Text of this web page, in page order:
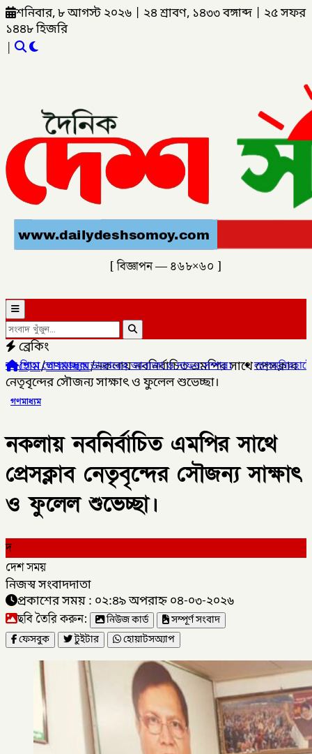
শনিবার, ৮ আগস্ট ২০২৬ ২৪ শ্রাবণ, ১৪৩৩ বঙ্গাব্দ
২৫ সফর
১৪৪৮ হিজরি
|
[ বিজ্ঞাপন — ৪৬৮×৬০ ]
ব্রেকিং
জানাজা ও দাফন সম্পন্ন।✦লালমনিরহাটের ৫ উপজেলার ৪টিতে
হোম/গণমাধ্যম/নকলায় নবনির্বাচিত এমপির সাথে প্রেসক্লাব
নেতৃবৃন্দের সৌজন্য সাক্ষাৎ ও ফুলেল শুভেচ্ছা।
গণমাধ্যম
নকলায় নবনির্বাচিত এমপির সাথে
প্রেসক্লাব নেতৃবৃন্দের সৌজন্য সাক্ষাৎ
ও ফুলেল শুভেচ্ছা।
দ
দেশ সময়
নিজস্ব সংবাদদাতা
প্রকাশের সময় : ০২:৪৯ অপরাহ্ন ০৪-০৩-২০২৬
ছবি তৈরি করুন: নিউজ কার্ড
সম্পূর্ণ সংবাদ
ফেসবুক
টুইটার হোয়াটসঅ্যাপ